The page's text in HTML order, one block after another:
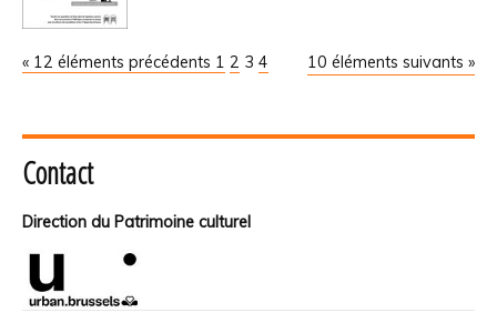
« 12 éléments précédents 10 éléments suivants »
1 2 3 4
Contact
Direction du Patrimoine culturel